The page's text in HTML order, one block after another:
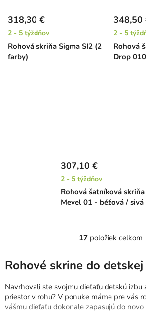
Rohová skriňa Sigma SI2 (2
farby)
318,30 €
2 - 5 týždňov
Rohová
Drop
348,50
2 - 5
Rohová šatníková skriňa
Mevel 01 - béžová / sivá
307,10 €
2 - 5 týždňov
O
l
d
a
c
17položiek celkom
Rohové skrine do detskej
Navrhovali ste svojmu dieťaťu detskú izbu
priestor v rohu? V ponuke máme pre vás
vášmu dieťaťu dokonale zapasujú do